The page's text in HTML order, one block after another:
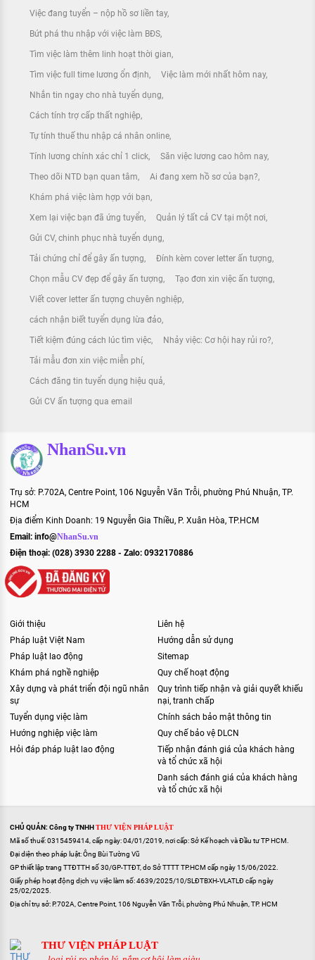
Việc đang tuyển – nộp hồ sơ liền tay
Bứt phá thu nhập với việc làm BĐS
Tìm việc làm thêm linh hoạt thời gian
Tìm việc full time lương ổn định Việc làm mới nhất hôm nay
Nhắn tin ngay cho nhà tuyển dụng
Cách tính trợ cấp thất nghiệp
Tự tính thuế thu nhập cá nhân online
Tính lương chính xác chỉ 1 click Săn việc lương cao hôm nay
Theo dõi NTD bạn quan tâm Ai đang xem hồ sơ của bạn?
Khám phá việc làm hợp với bạn
Xem lại việc bạn đã ứng tuyển Quản lý tất cả CV tại một nơi
Gửi CV, chinh phục nhà tuyển dụng
Tải chứng chỉ để gây ấn tượng Đính kèm cover letter ấn tượng
Chọn mẫu CV đẹp để gây ấn tượng Tạo đơn xin việc ấn tượng
Viết cover letter ấn tượng chuyên nghiệp
cách nhận biết tuyển dụng lừa đảo
Tiết kiệm đúng cách lúc tìm việc Nhảy việc: Cơ hội hay rủi ro?
Tải mẫu đơn xin việc miễn phí
Cách đăng tin tuyển dụng hiệu quả
Gửi CV ấn tượng qua email
NhanSu.vn
Trụ sở: P.702A, Centre Point, 106 Nguyễn Văn Trỗi, phường Phú Nhuận, TP.
HCM
Địa điểm Kinh Doanh: 19 Nguyễn Gia Thiều, P. Xuân Hòa, TP.HCM
Email: info@NhanSu.vn
Điện thoại: (028) 3930 2288 - Zalo: 0932170886
Giới thiệu
Pháp luật Việt Nam
Pháp luật lao động
Khám phá nghề nghiệp
Xây dựng và phát triển đội ngũ nhân
sự
Tuyển dụng việc làm
Hướng nghiệp việc làm
Hỏi đáp pháp luật lao động
Liên hệ
Hướng dẫn sử dụng
Sitemap
Quy chế hoạt động
Quy trình tiếp nhận và giải quyết khiếu
nại, tranh chấp
Chính sách bảo mật thông tin
Quy chế bảo vệ DLCN
Tiếp nhận đánh giá của khách hàng
và tổ chức xã hội
Danh sách đánh giá của khách hàng
và tổ chức xã hội
CHỦ QUẢN: Công ty TNHHTHƯ VIỆN PHÁP LUẬT
Mã số thuế: 0315459414, cấp ngày: 04/01/2019, nơi cấp: Sở Kế hoạch và Đầu tư TP HCM.
Đại diện theo pháp luật: Ông Bùi Tường Vũ
GP thiết lập trang TTĐTTH số 30/GP-TTĐT, do Sở TTTT TP.HCM cấp ngày 15/06/2022.
Giấy phép hoạt động dịch vụ việc làm số: 4639/2025/10/SLĐTBXH-VLATLĐ cấp ngày
25/02/2025.
Địa chỉ trụ sở: P.702A, Centre Point, 106 Nguyễn Văn Trỗi, phường Phú Nhuận, TP. HCM
THƯ VIỆN PHÁP LUẬT